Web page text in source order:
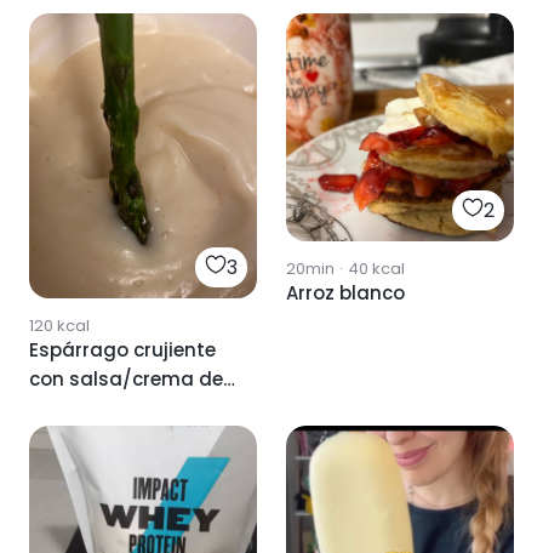
3
120 kcal
Espárrago crujiente
con salsa/crema de
2
20min · 40 kcal
Arroz blanco